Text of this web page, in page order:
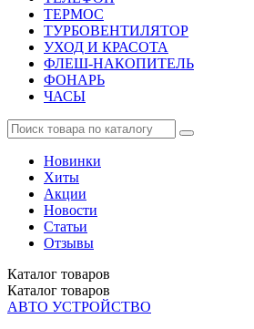
ТЕРМОС
ТУРБОВЕНТИЛЯТОР
УХОД И КРАСОТА
ФЛЕШ-НАКОПИТЕЛЬ
ФОНАРЬ
ЧАСЫ
Новинки
Хиты
Акции
Новости
Статьи
Отзывы
Каталог товаров
Каталог товаров
АВТО УСТРОЙСТВО